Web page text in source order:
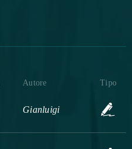
Autore Tipo
Gianluigi